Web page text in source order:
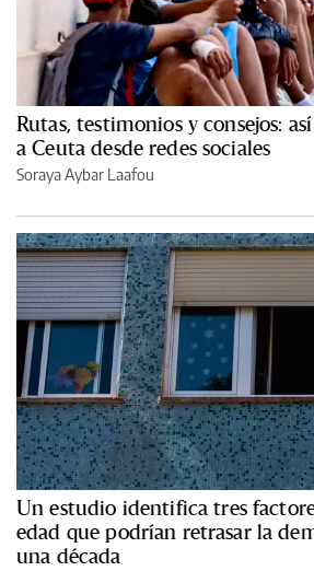
Rutas, testimonios y consejos:
a Ceuta desde redes sociales
Soraya Aybar Laafou
Un estudio identifica tres
edad que podrían retrasar la
una década